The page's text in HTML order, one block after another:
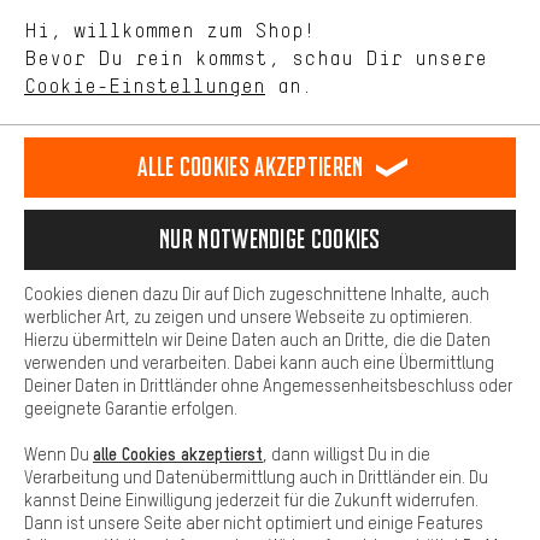
Deutsch
DE english
EN español
ES français
FR
VERTRAG WIDERRUFEN Aachener Community Affiliateprogramm
Datenschutz Allgemeine Geschäftsbedingungen
Hinweisgebersystem Hinweise zur Batterieentsorgung
Cookie-Einstellungen Kontrast ändern
Alle Preise verstehen sich in Euro und exkl. MwSt zuzüglich
Versandkostenfür Lieferung nachUSA.
Hi, willkommen zum Shop!
Bevor Du rein kommst, schau Dir unsere
Cookie-Einstellungen an.
selbst Einfluss auf die Verbesserung unserer Webseite und
unseres Shop-Angebots.
Dein Shopping-Erlebnis wird komfortabler. Mit Komfort-Cookies
stellen wir Verknüpfungen zu Social Media Plattformen her. So
können wir dir weitere nützliche Inhalte und Informationen zur
Verfügung stellen. Zudem hast du die Möglichkeit zusätzliche
Services zu nutzen, die es dir erleichtern die richtigen Produkte zu
finden. Beispielsweise bieten wir eine Chat-Funktion an, damit
Fragen schnell und unkompliziert beantwortet werden können.
Basis
Basis-Cookies gewährleisten, dass Du unsere Webseite
grundsätzlich nutzen kannst.
Alle Cookies akzeptieren
Nur Notwendige Cookies
Cookies dienen dazu Dir auf Dich zugeschnittene Inhalte, auch
werblicher Art, zu zeigen und unsere Webseite zu optimieren.
Hierzu übermitteln wir Deine Daten auch an Dritte, die die Daten
verwenden und verarbeiten. Dabei kann auch eine Übermittlung
Deiner Daten in Drittländer ohne Angemessenheitsbeschluss oder
geeignete Garantie erfolgen.
Wenn Du alle Cookies akzeptierst , dann willigst Du in die
Verarbeitung und Datenübermittlung auch in Drittländer ein. Du
kannst Deine Einwilligung jederzeit für die Zukunft widerrufen.
Dann ist unsere Seite aber nicht optimiert und einige Features